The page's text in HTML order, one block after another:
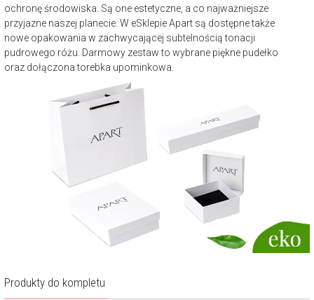
ochronę środowiska. Są one estetyczne, a co najważniejsze
przyjazne naszej planecie. W eSklepie Apart są dostępne także
nowe opakowania w zachwycającej subtelnością tonacji
pudrowego różu. Darmowy zestaw to wybrane piękne pudełko
oraz dołączona torebka upominkowa.
Produkty do kompletu